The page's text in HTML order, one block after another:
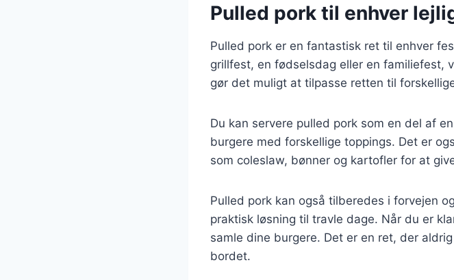
Pulled pork til enhver
Pulled pork er en fantastisk ret til enhver
grillfest, en fødselsdag eller en familiefest,
gør det muligt at tilpasse retten til
Du kan servere pulled pork som en del af
burgere med forskellige toppings. Det er
som coleslaw, bønner og kartofler for at
Pulled pork kan også tilberedes i forvejen
praktisk løsning til travle dage. Når du er
samle dine burgere. Det er en ret, der
bordet.